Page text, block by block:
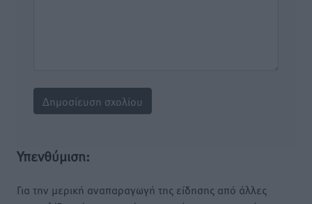
Υπενθύμιση:
Για την μερική αναπαραγωγή της είδησης από άλλες